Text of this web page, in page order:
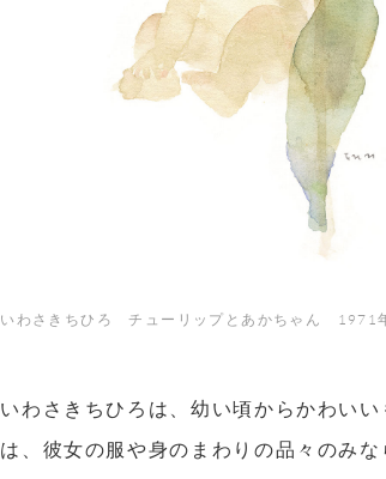
いわさきちひろ チューリップとあかちゃん 1971
いわさきちひろは、幼い頃からかわい
は、彼女の服や身のまわりの品々のみ